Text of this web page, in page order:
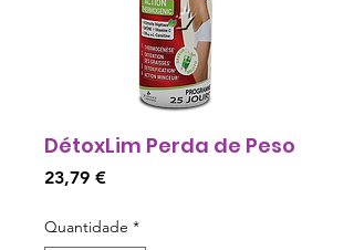
DétoxLim Perda de Peso
23,79 €Preço
Quantidade *